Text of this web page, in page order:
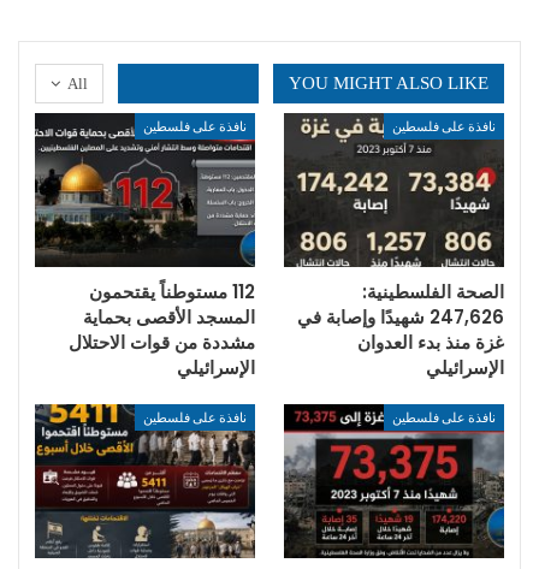
All YOU MIGHT ALSO LIKE
نافذة على فلسطين
الصحة الفلسطينية:
247,626 شهيدًا وإصابة في
غزة منذ بدء العدوان
الإسرائيلي
نافذة على فلسطين
112 مستوطناً يقتحمون
المسجد الأقصى بحماية
مشددة من قوات الاحتلال
الإسرائيلي
نافذة على فلسطين نافذة على فلسطين